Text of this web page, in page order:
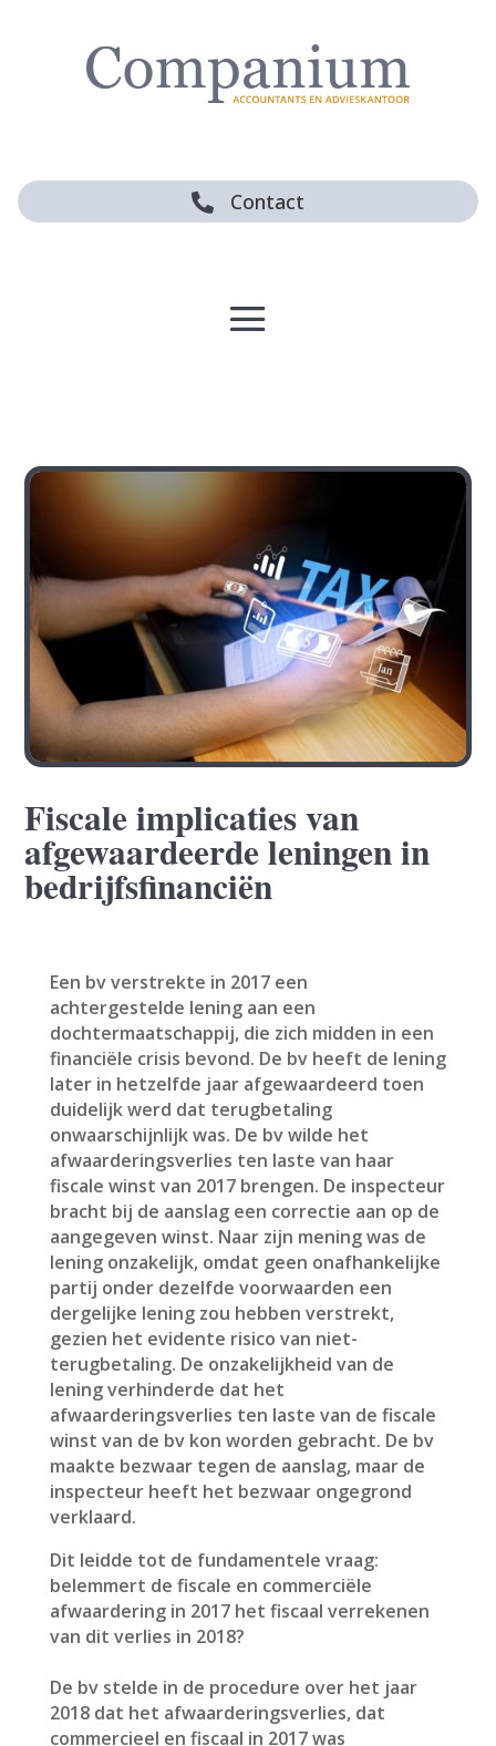
 Contact
Fiscale implicaties van
afgewaardeerde leningen in
bedrijfsfinanciën
Een bv verstrekte in 2017 een
achtergestelde lening aan een
dochtermaatschappij, die zich midden in een
financiële crisis bevond. De bv heeft de lening
later in hetzelfde jaar afgewaardeerd toen
duidelijk werd dat terugbetaling
onwaarschijnlijk was. De bv wilde het
afwaarderingsverlies ten laste van haar
fiscale winst van 2017 brengen. De inspecteur
bracht bij de aanslag een correctie aan op de
aangegeven winst. Naar zijn mening was de
lening onzakelijk, omdat geen onafhankelijke
partij onder dezelfde voorwaarden een
dergelijke lening zou hebben verstrekt,
gezien het evidente risico van niet-
terugbetaling. De onzakelijkheid van de
lening verhinderde dat het
afwaarderingsverlies ten laste van de fiscale
winst van de bv kon worden gebracht. De bv
maakte bezwaar tegen de aanslag, maar de
inspecteur heeft het bezwaar ongegrond
verklaard.
Dit leidde tot de fundamentele vraag:
belemmert de fiscale en commerciële
afwaardering in 2017 het fiscaal verrekenen
van dit verlies in 2018?
De bv stelde in de procedure over het jaar
2018 dat het afwaarderingsverlies, dat
commercieel en fiscaal in 2017 was